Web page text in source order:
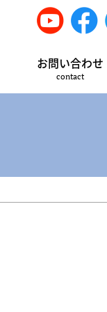
お問い合わせ
contact